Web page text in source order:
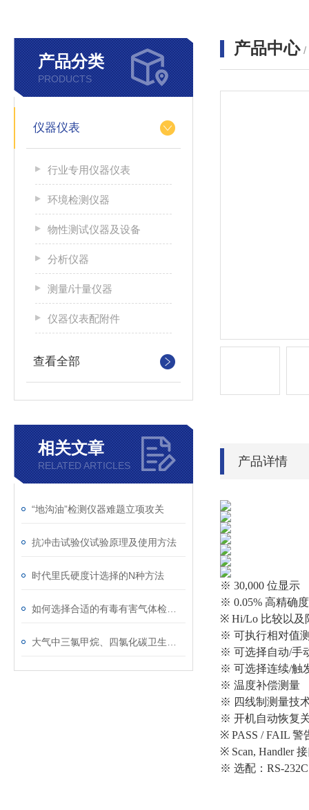
产品分类
PRODUCTS
仪器仪表
行业专用仪器仪表
环境检测仪器
物性测试仪器及设备
分析仪器
测量/计量仪器
仪器仪表配附件
查看全部
相关文章
RELATED ARTICLES
“地沟油”检测仪器难题立项攻关
抗冲击试验仪试验原理及使用方法
时代里氏硬度计选择的N种方法
产品中心 /
产品详情
※ 30,000 位显示
※ 0.05% 高精确度
※ Hi/Lo 比较以及
※ 可执行相对值
※ 可选择自动/手
※ 可选择连续/触
※ 温度补偿测量
※ 四线制测量技
※ 开机自动恢复
※ PASS / FAIL 警
※ Scan, Handler
※ 选配：RS-